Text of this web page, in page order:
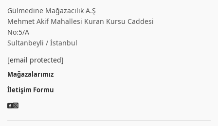
Gülmedine Mağazacılık A.Ş
Mehmet Akif Mahallesi Kuran Kursu Caddesi
No:5/A
Sultanbeyli / İstanbul
[email protected]
Mağazalarımız
İletişim Formu